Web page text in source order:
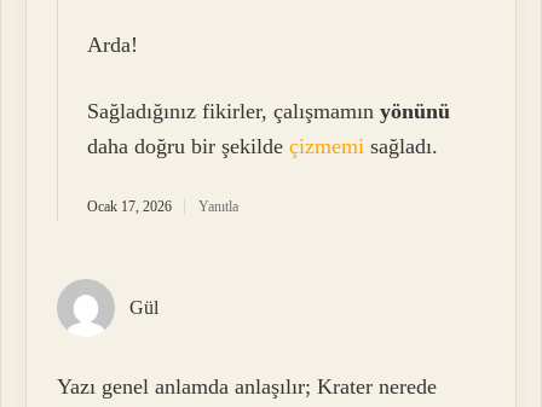
Arda!
Sağladığınız fikirler, çalışmamınyönünü
daha doğru bir şekildeçizmemi sağladı.
Ocak 17, 2026 Yanıtla
Gül
Yazı genel anlamda anlaşılır; Krater nerede